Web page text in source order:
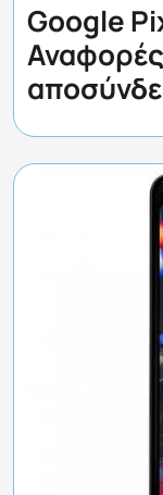
Google
Αναφορές